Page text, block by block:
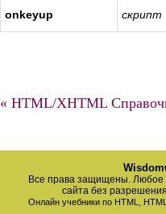
onkeyup скрипт
« HTML/XHTML
Все права защищены. Любое
сайта без
Онлайн учебники по HTML,